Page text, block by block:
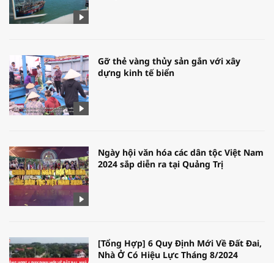
Gỡ thẻ vàng thủy sản gắn với xây
dựng kinh tế biển
Ngày hội văn hóa các dân tộc Việt Nam
2024 sắp diễn ra tại Quảng Trị
[Tổng Hợp] 6 Quy Định Mới Về Đất Đai,
Nhà Ở Có Hiệu Lực Tháng 8/2024